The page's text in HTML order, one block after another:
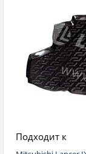
Подходит к